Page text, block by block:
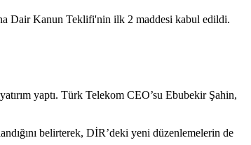
Dair Kanun Teklifi'nin ilk 2 maddesi kabul edildi.
yaptı. Türk Telekom CEO’su Ebubekir Şahin,
belirterek, DİR’deki yeni düzenlemelerin de